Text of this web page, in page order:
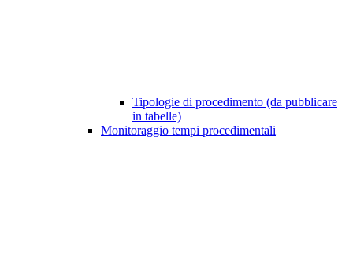
Tipologie di procedimento (da pubblicare
in tabelle)
Monitoraggio tempi procedimentali